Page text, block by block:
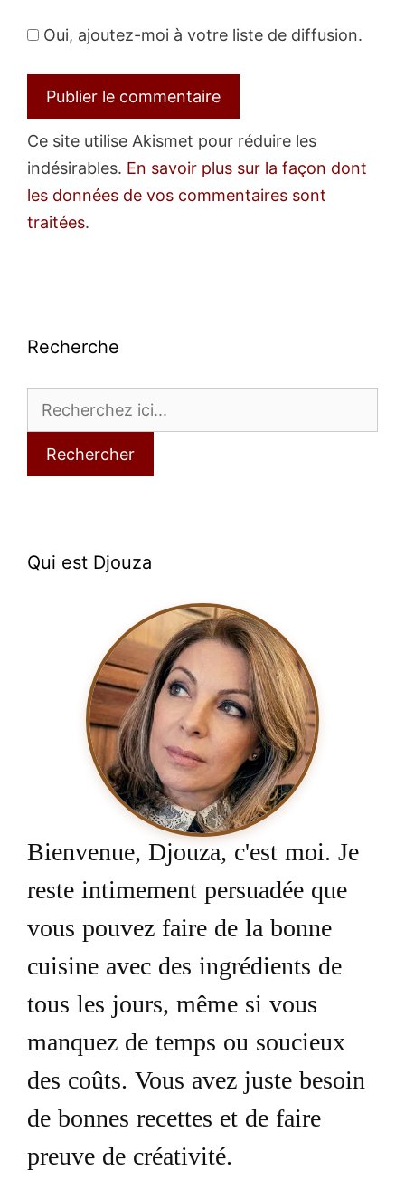
Oui, ajoutez-moi à votre liste de diffusion.
Ce site utilise Akismet pour réduire les
indésirables. En savoir plus sur la façon dont
les données de vos commentaires sont
traitées.
Recherche
Rechercher
Qui est Djouza
Bienvenue, Djouza, c'est moi. Je
reste intimement persuadée que
vous pouvez faire de la bonne
cuisine avec des ingrédients de
tous les jours, même si vous
manquez de temps ou soucieux
des coûts. Vous avez juste besoin
de bonnes recettes et de faire
preuve de créativité.